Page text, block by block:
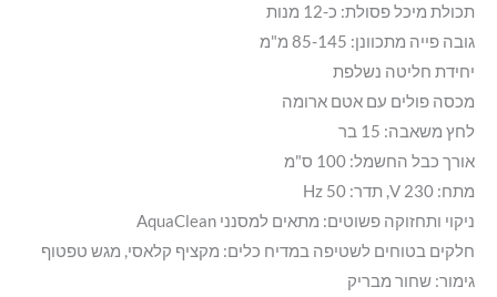
תכולת מיכל פסולת: כ-12 מנות
גובה פייה מתכוונן: 85-145 מ"מ
יחידת חליטה נשלפת
מכסה פולים עם אטם ארומה
לחץ משאבה: 15 בר
אורך כבל החשמל: 100 ס"מ
מתח: 230 V, תדר: 50 Hz
ניקוי ותחזוקה פשוטים: מתאים למסנני AquaClean
חלקים בטוחים לשטיפה במדיח כלים: מקציף קלאסי, מגש טפטוף
גימור: שחור מבריק